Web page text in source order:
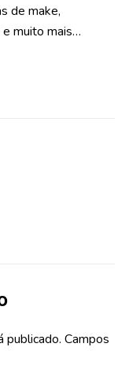
de make,
muito mais…
publicado. Campos